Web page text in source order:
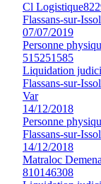
Cl Logistique
Flassans-sur-
07/07/2019
Personne
515251585
Liquidation
Flassans-sur-
Var
14/12/2018
Personne
Flassans-sur-
14/12/2018
Matraloc
810146308